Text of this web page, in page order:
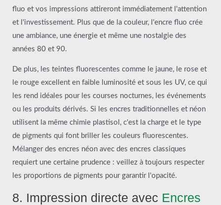
fluo et vos impressions attireront immédiatement l'attention
et l'investissement. Plus que de la couleur, l'encre fluo crée
une ambiance, une énergie et même une nostalgie des
années 80 et 90.
De plus, les teintes fluorescentes comme le jaune, le rose et
le rouge excellent en faible luminosité et sous les UV, ce qui
les rend idéales pour les courses nocturnes, les événements
ou les produits dérivés. Si les encres traditionnelles et néon
utilisent la même chimie plastisol, c'est la charge et le type
de pigments qui font briller les couleurs fluorescentes.
Mélanger des encres néon avec des encres classiques
requiert une certaine prudence : veillez à toujours respecter
les proportions de pigments pour garantir l'opacité.
8. Impression directe avec Encres